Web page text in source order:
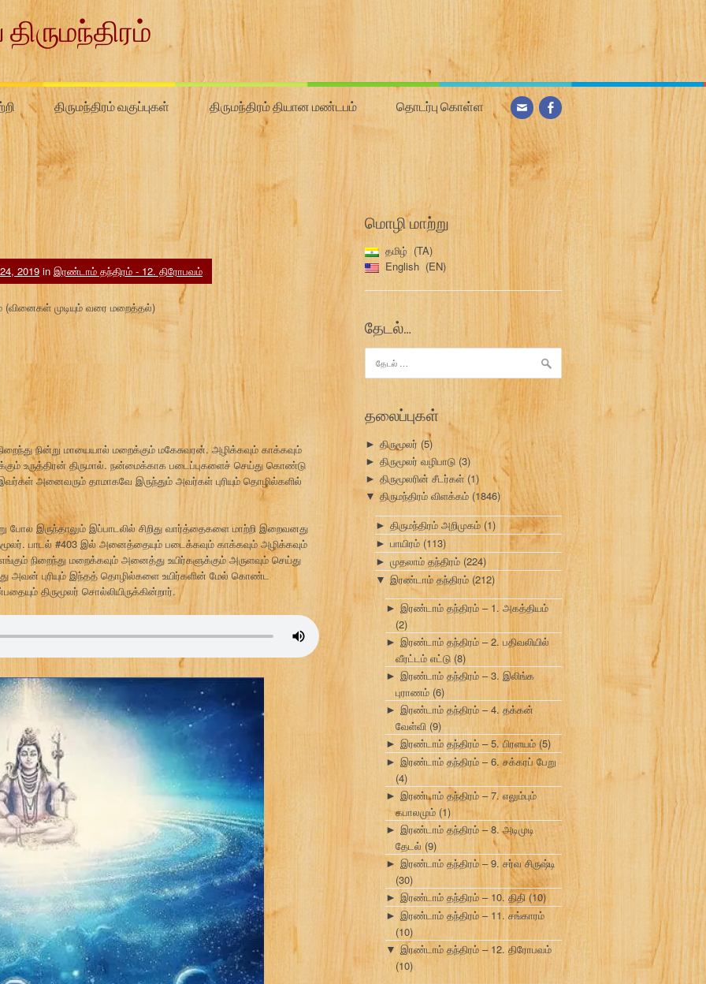
திருமந்திரம் வகுப்புகள் திருமந்திரம் தியான மண்டபம் தொடர்பு கொள்ள
2019 in இரண்டாம் தந்திரம் - 12. திரோபவம்
முடியும் வரை மறைத்தல்)
நின்று மாயையால் மறைக்கும் மகேசுவரன். அழிக்கவும் காக்கவும்
உருத்திரன் திருமால். நன்மைக்காக படைப்புகளைச் செய்து கொண்டு
அனைவரும் தாமாகவே இருந்தும் அவர்கள் புரியும் தொழில்களில்
போல இருந்தாலும் இப்பாடலில் சிறிது வார்த்தைகளை மாற்றி இறைவனது
பாடல் #403 இல் அனைத்தையும் படைக்கவும் காக்கவும் அழிக்கவும்
நிறைந்து மறைக்கவும் அனைத்து உயிர்களுக்கும் அருளவும் செய்து
அவன் புரியும் இந்தத் தொழில்களை உயிர்களின் மேல் கொண்ட
திருமூலர் சொல்லியிருக்கின்றார்.
மொழி மாற்று
தமிழ்
TA
English
EN
தேடல்…
தேடு:
தலைப்புகள்
► திருமூலர் (5)
► திருமூலர் வழிபாடு (3)
► திருமூலரின் சீடர்கள் (1)
▼ திருமந்திரம் விளக்கம் (1846)
► திருமந்திரம் அறிமுகம் (1)
► பாயிரம் (113)
► முதலாம் தந்திரம் (224)
▼ இரண்டாம் தந்திரம் (212)
► இரண்டாம் தந்திரம் – 1. அகத்தியம்
(2)
► இரண்டாம் தந்திரம் – 2. பதிவலியில்
வீரட்டம் எட்டு (8)
► இரண்டாம் தந்திரம் – 3. இலிங்க
புராணம் (6)
► இரண்டாம் தந்திரம் – 4. தக்கன்
வேள்வி (9)
► இரண்டாம் தந்திரம் – 5. பிரளயம் (5)
► இரண்டாம் தந்திரம் – 6. சக்கரப் பேறு
(4)
► இரண்டாம் தந்திரம் – 7. எலும்பும்
கபாலமும் (1)
► இரண்டாம் தந்திரம் – 8. அடிமுடி
தேடல் (9)
► இரண்டாம் தந்திரம் – 9. சர்வ சிருஷ்டி
(30)
► இரண்டாம் தந்திரம் – 10. திதி(10)
► இரண்டாம் தந்திரம் – 11. சங்காரம்
(10)
▼ இரண்டாம் தந்திரம் – 12. திரோபவம்
(10)